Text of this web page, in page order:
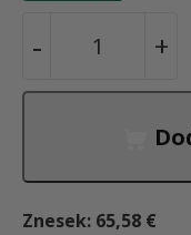
-
o
p
o
+
Znesek: 65,58 €